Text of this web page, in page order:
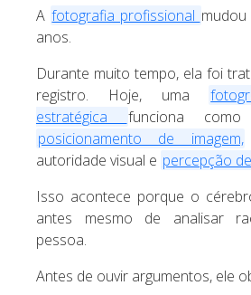
A fotografia profissional
anos.
Durante muito tempo, ela foi
registro. Hoje, uma
estratégica funciona
posicionamento de imagem,
autoridade visual e percepção
Isso acontece porque o
antes mesmo de analisar
pessoa.
Antes de ouvir argumentos, ele